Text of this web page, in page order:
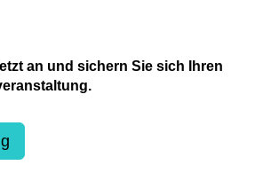
an und sichern Sie sich Ihren